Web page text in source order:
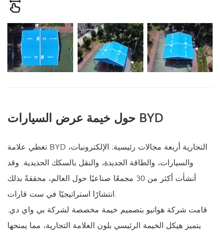
حول خيمة عرض السيارات BYD
تغطي علامة BYD التجارية أربعة مجالات رئيسية: الإلكترونيات،
والسيارات، والطاقة الجديدة، والنقل بالسكك الحديدية. وقد
أنشأت أكثر من 30 مجمعًا صناعيًا حول العالم، محققةً بذلك
انتشارًا استراتيجيًا في ست قارات.
قامت شركة هوانيو بتصميم خيمة مخصصة لشركة بي واي دي.
يتميز هيكل الخيمة الرئيسي بلون العلامة التجارية، مما يمنحها